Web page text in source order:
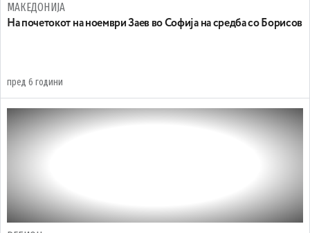
МАКЕДОНИЈА
На почетокот на ноември Заев во Софија на средба со Борисов
пред 6 години